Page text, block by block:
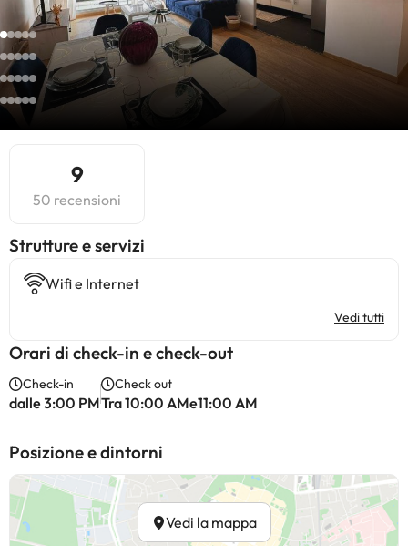
9
50 recensioni
​Strutture e servizi
Wifi e Internet
Vedi tutti
Orari di check-in e check-out
Check-in
dalle 3:00 PM
Check out
Tra 10:00 AMe11:00 AM
Posizione e dintorni
Vedi la mappa